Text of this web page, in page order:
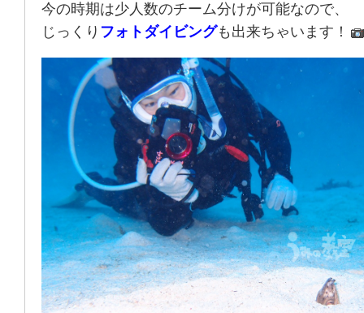
今の時期は少人数のチーム分けが可能なので、
じっくり フォトダイビングも出来ちゃいます！